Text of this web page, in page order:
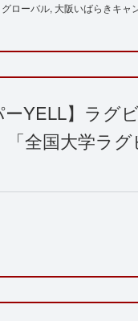
グローバル 大阪いばらきキャ
ーYELL】ラグ
「全国大学ラ